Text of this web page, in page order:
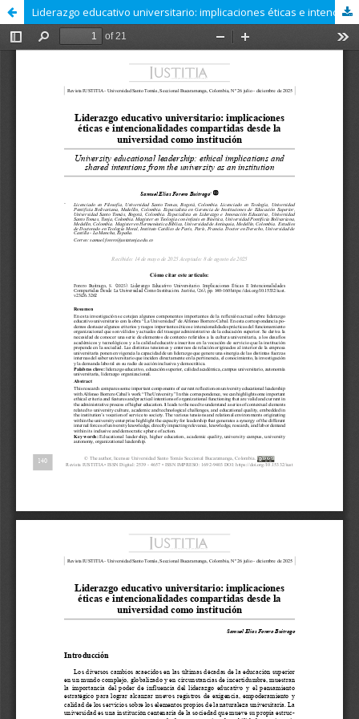
Liderazgo educativo universitario: implicaciones éticas e intencionalidades compartidas desde la universidad como institución